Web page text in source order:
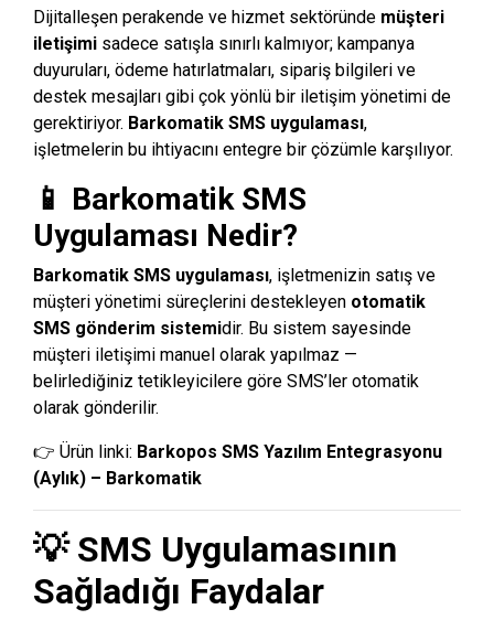
Dijitalleşen perakende ve hizmet sektöründe müşteri
iletişimi sadece satışla sınırlı kalmıyor; kampanya
duyuruları, ödeme hatırlatmaları, sipariş bilgileri ve
destek mesajları gibi çok yönlü bir iletişim yönetimi de
gerektiriyor. Barkomatik SMS uygulaması,
işletmelerin bu ihtiyacını entegre bir çözümle karşılıyor.
📱 Barkomatik SMS
Uygulaması Nedir?
Barkomatik SMS uygulaması, işletmenizin satış ve
müşteri yönetimi süreçlerini destekleyen otomatik
SMS gönderim sistemidir. Bu sistem sayesinde
müşteri iletişimi manuel olarak yapılmaz —
belirlediğiniz tetikleyicilere göre SMS’ler otomatik
olarak gönderilir.
👉 Ürün linki: Barkopos SMS Yazılım Entegrasyonu
(Aylık) – Barkomatik
💡 SMS Uygulamasının
Sağladığı Faydalar